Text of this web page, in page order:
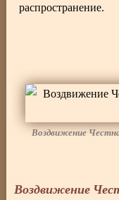
распространение.
Воздвижение
Воздвижение